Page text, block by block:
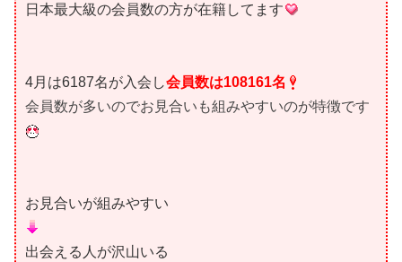
日本最大級の会員数の方が在籍してます
4月は6187名が入会し会員数は108161名
会員数が多いのでお見合いも組みやすいのが特徴です
お見合いが組みやすい
出会える人が沢山いる